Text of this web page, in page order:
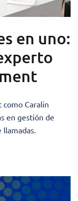
en uno:
Caralin
en gestión de